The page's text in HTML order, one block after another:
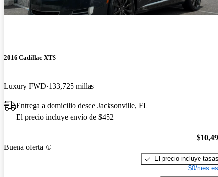
2016 Cadillac XTS
Luxury FWD 133,725 millas
Entrega a domicilio desde Jacksonville, FL
El precio incluye envío de $452
Buena oferta
El precio incluye tasas
$0/mes